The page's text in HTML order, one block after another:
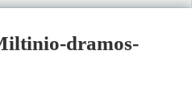
dramos-